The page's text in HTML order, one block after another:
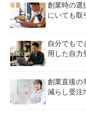
創業時の選
にいても取
自分でもで
用した自力
創業直後の
減らし受注